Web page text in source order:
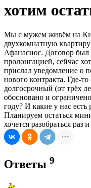
хотим
Мы с мужем живём на
двухкомнатную
Афанасиос. Договор был
пролонгацией, сейчас
прислал уведомление о
нового контракта. Где-
долгосрочный (от трёх
обосновано и
году? И какие у нас есть
Планируем остаться
хочется разобраться раз
Ответы 9